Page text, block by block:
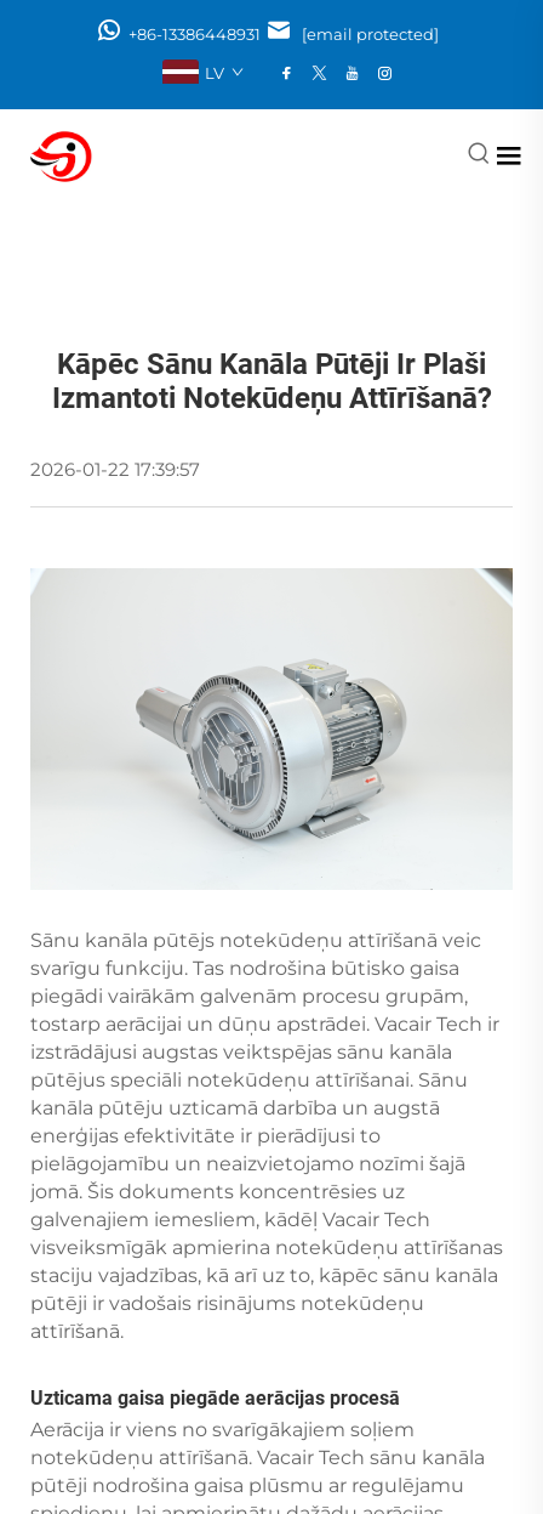
+86-13386448931
[email protected]
LV
Kāpēc Sānu Kanāla Pūtēji Ir Plaši
Izmantoti Notekūdeņu Attīrīšanā?
2026-01-22 17:39:57
Sānu kanāla pūtējs notekūdeņu attīrīšanā veic
svarīgu funkciju. Tas nodrošina būtisko gaisa
piegādi vairākām galvenām procesu grupām,
tostarp aerācijai un dūņu apstrādei. Vacair Tech ir
izstrādājusi augstas veiktspējas sānu kanāla
pūtējus speciāli notekūdeņu attīrīšanai. Sānu
kanāla pūtēju uzticamā darbība un augstā
enerģijas efektivitāte ir pierādījusi to
pielāgojamību un neaizvietojamo nozīmi šajā
jomā. Šis dokuments koncentrēsies uz
galvenajiem iemesliem, kādēļ Vacair Tech
visveiksmīgāk apmierina notekūdeņu attīrīšanas
staciju vajadzības, kā arī uz to, kāpēc sānu kanāla
pūtēji ir vadošais risinājums notekūdeņu
attīrīšanā.
Uzticama gaisa piegāde aerācijas procesā
Aerācija ir viens no svarīgākajiem soļiem
notekūdeņu attīrīšanā. Vacair Tech sānu kanāla
pūtēji nodrošina gaisa plūsmu ar regulējamu